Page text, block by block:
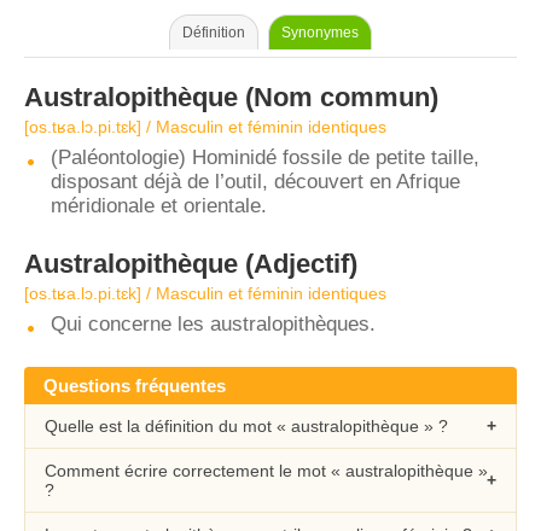
Définition Synonymes
Australopithèque (Nom commun)
[os.tʁa.lɔ.pi.tɛk] / Masculin et féminin identiques
(Paléontologie) Hominidé fossile de petite taille,
disposant déjà de l’outil, découvert en Afrique
méridionale et orientale.
Australopithèque (Adjectif)
[os.tʁa.lɔ.pi.tɛk] / Masculin et féminin identiques
Qui concerne les australopithèques.
Questions fréquentes
Quelle est la définition du mot « australopithèque » ?
Comment écrire correctement le mot « australopithèque »
?